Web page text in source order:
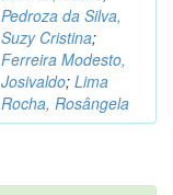
Pedroza da Silva,
Suzy Cristina;
Ferreira Modesto,
Josivaldo; Lima
Rocha, Rosângela